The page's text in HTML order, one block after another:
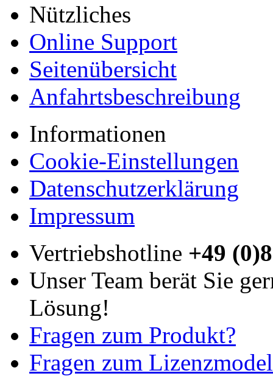
Nützliches
Online Support
Seitenübersicht
Anfahrtsbeschreibung
Informationen
Cookie-Einstellungen
Datenschutzerklärung
Impressum
Vertriebshotline +49
Unser Team berät Sie
Lösung!
Fragen zum Produkt?
Fragen zum